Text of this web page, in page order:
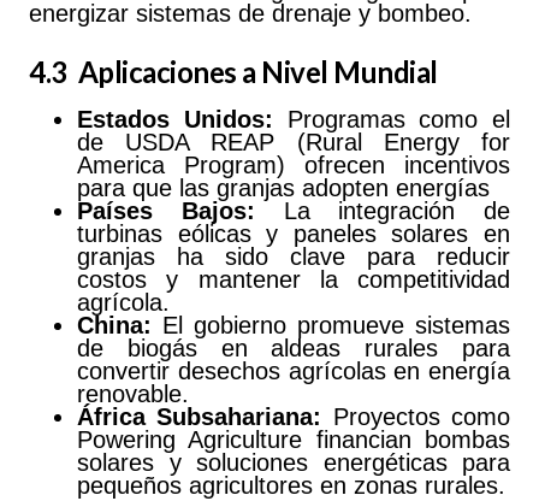
energizar sistemas de drenaje y bombeo.
4.3 Aplicaciones a Nivel Mundial
Estados Unidos: Programas como el
de USDA REAP (Rural Energy for
America Program) ofrecen incentivos
para que las granjas adopten energías
Países Bajos: La integración de
turbinas eólicas y paneles solares en
granjas ha sido clave para reducir
costos y mantener la competitividad
agrícola.
China: El gobierno promueve sistemas
de biogás en aldeas rurales para
convertir desechos agrícolas en energía
renovable.
África Subsahariana: Proyectos como
Powering Agriculture financian bombas
solares y soluciones energéticas para
pequeños agricultores en zonas rurales.